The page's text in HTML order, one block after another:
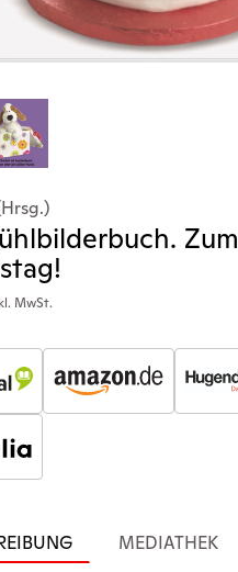
Zum
MwSt.
MEDIATHEK